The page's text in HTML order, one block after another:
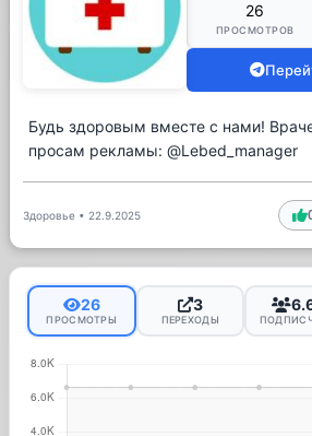
26
ПРОСМОТРОВ
Будь здоровым вместе с нами!
просам рекламы: @Lebed_manager
Здоровье • 22.9.2025
26
ПРОСМОТРЫ
3
ПЕРЕХОДЫ